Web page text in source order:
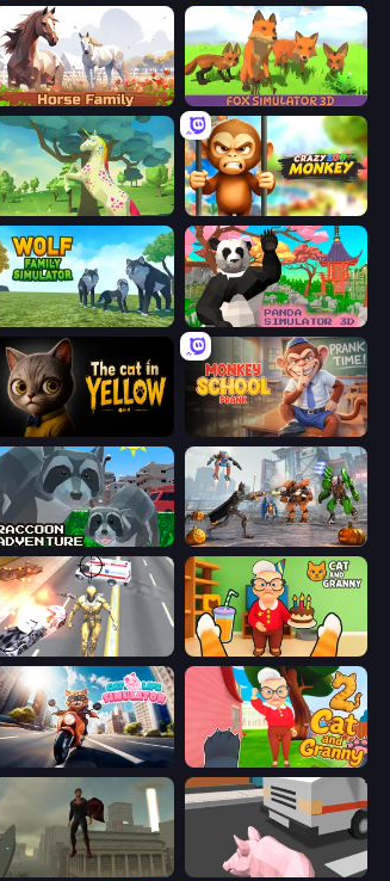
Horse Simulator 3D Fox Simulator 3D
Unicorn Family Simulator Magic World Crazy Zoo Monkey
Wolf Family Simulator Panda Simulator 3D
The Cat in Yellow Monkey School Prank
Raccoon Adventure: City Simulator 3D Flying Bat Robot Car Transform Game
Cat and Granny
Cat Life Simulator Cat and Granny 2
The Superman - Theme is Aliens Crazy Pig Simulator